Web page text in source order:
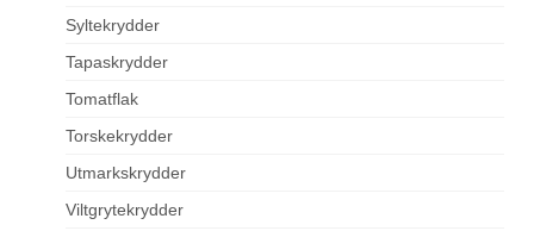
Syltekrydder
Tapaskrydder
Tomatflak
Torskekrydder
Utmarkskrydder
Viltgrytekrydder